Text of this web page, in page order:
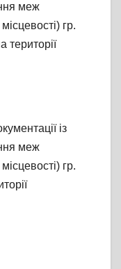
меж
гр.
території
із
меж
гр.